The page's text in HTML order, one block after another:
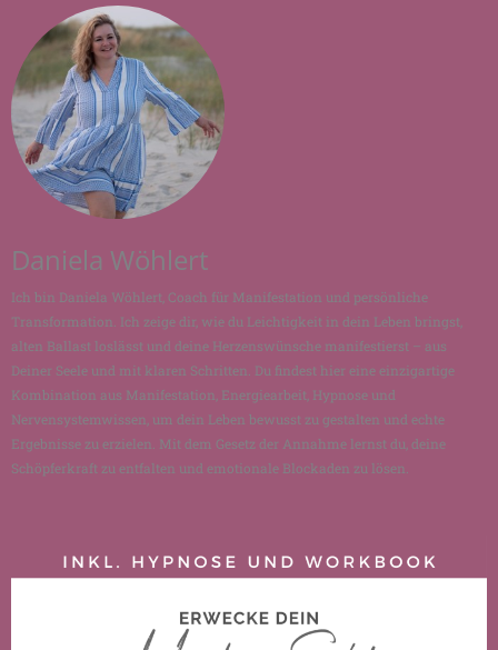
Daniela Wöhlert
Ich bin Daniela Wöhlert, Coach für Manifestation und persönliche
Transformation. Ich zeige dir, wie du Leichtigkeit in dein Leben bringst,
alten Ballast loslässt und deine Herzenswünsche manifestierst – aus
Deiner Seele und mit klaren Schritten. Du findest hier eine einzigartige
Kombination aus Manifestation, Energiearbeit, Hypnose und
Nervensystemwissen, um dein Leben bewusst zu gestalten und echte
Ergebnisse zu erzielen. Mit dem Gesetz der Annahme lernst du, deine
Schöpferkraft zu entfalten und emotionale Blockaden zu lösen.